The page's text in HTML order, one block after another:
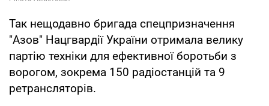
Так нещодавно бригада спецпризначення
"Азов" Нацгвардії України отримала велику
партію техніки для ефективної боротьби з
ворогом, зокрема 150 радіостанцій та 9
ретрансляторів.